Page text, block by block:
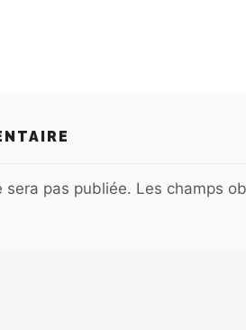
sera pas publiée. Les champs